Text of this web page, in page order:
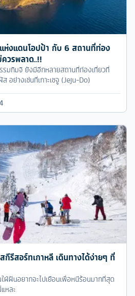
ห่งแดนโอปป้า กับ 6 สถานที่ท่อง
วรพลาด..!!
มกิมจิ ยังมีอีกหลายสถานที่ท่องเที่ยวที่
อย่างเช่นที่เกาะเชจู (Jeju-Do)
รีสอร์ทเกาหลี เดินทางได้ง่ายๆ ที่
ใฝ่ฝันอยากจะไปเยือนเพื่อหนีร้อนมากที่สุด
หละ